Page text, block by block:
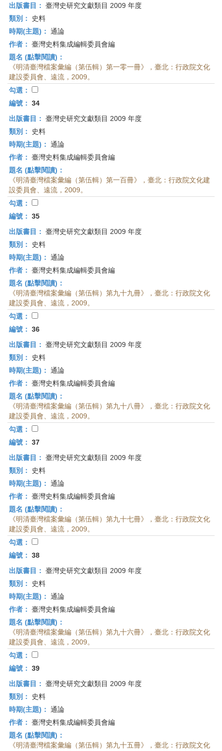
出版書目： 臺灣史研究文獻類目 2009 年度
類別：
史料
時期(主題)： 通論
作者： 臺灣史料集成編輯委員會編
題名 (點擊閱讀)：
《明清臺灣檔案彙編（第伍輯）第一零一冊》，臺北：行政院文化
建設委員會、遠流，2009。
勾選：
編號： 34
出版書目： 臺灣史研究文獻類目 2009 年度
類別：
史料
時期(主題)： 通論
作者： 臺灣史料集成編輯委員會編
題名 (點擊閱讀)：
《明清臺灣檔案彙編（第伍輯）第一百冊》，臺北：行政院文化建
設委員會、遠流，2009。
勾選：
編號： 35
出版書目： 臺灣史研究文獻類目 2009 年度
類別：
史料
時期(主題)： 通論
作者： 臺灣史料集成編輯委員會編
題名 (點擊閱讀)：
《明清臺灣檔案彙編（第伍輯）第九十九冊》，臺北：行政院文化
建設委員會、遠流，2009。
勾選：
編號： 36
出版書目： 臺灣史研究文獻類目 2009 年度
類別：
史料
時期(主題)： 通論
作者： 臺灣史料集成編輯委員會編
題名 (點擊閱讀)：
《明清臺灣檔案彙編（第伍輯）第九十八冊》，臺北：行政院文化
建設委員會、遠流，2009。
勾選：
編號： 37
出版書目： 臺灣史研究文獻類目 2009 年度
類別：
史料
時期(主題)： 通論
作者： 臺灣史料集成編輯委員會編
題名 (點擊閱讀)：
《明清臺灣檔案彙編（第伍輯）第九十七冊》，臺北：行政院文化
建設委員會、遠流，2009。
勾選：
編號： 38
出版書目： 臺灣史研究文獻類目 2009 年度
類別：
史料
時期(主題)： 通論
作者： 臺灣史料集成編輯委員會編
題名 (點擊閱讀)：
《明清臺灣檔案彙編（第伍輯）第九十六冊》，臺北：行政院文化
建設委員會、遠流，2009。
勾選：
編號： 39
出版書目： 臺灣史研究文獻類目 2009 年度
類別：
史料
時期(主題)： 通論
作者： 臺灣史料集成編輯委員會編
題名 (點擊閱讀)：
《明清臺灣檔案彙編（第伍輯）第九十五冊》，臺北：行政院文化